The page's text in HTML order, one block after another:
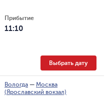
Прибытие
11:10
Выбрать дату
Вологда — Москва
(Ярославский вокзал)